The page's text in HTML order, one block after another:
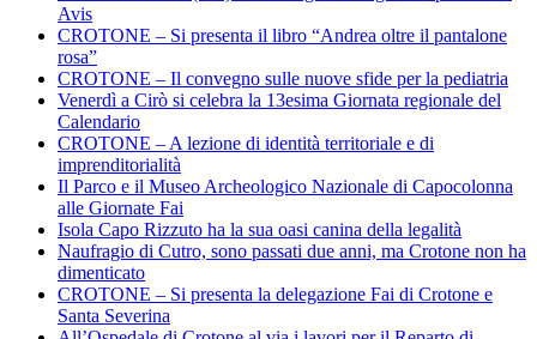
Avis
CROTONE – Si presenta il libro “Andrea oltre il pantalone
rosa”
CROTONE – Il convegno sulle nuove sfide per la pediatria
Venerdì a Cirò si celebra la 13esima Giornata regionale del
Calendario
CROTONE – A lezione di identità territoriale e di
imprenditorialità
Il Parco e il Museo Archeologico Nazionale di Capocolonna
alle Giornate Fai
Isola Capo Rizzuto ha la sua oasi canina della legalità
Naufragio di Cutro, sono passati due anni, ma Crotone non ha
dimenticato
CROTONE – Si presenta la delegazione Fai di Crotone e
Santa Severina